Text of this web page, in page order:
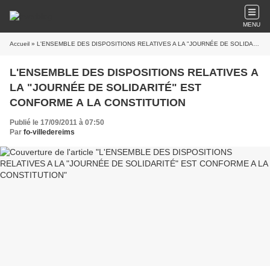
MENU
Accueil » L'ENSEMBLE DES DISPOSITIONS RELATIVES A LA "JOURNÉE DE SOLIDARITÉ" EST CONFORME A LA CONSTITUTION
L'ENSEMBLE DES DISPOSITIONS RELATIVES A
LA "JOURNÉE DE SOLIDARITÉ" EST
CONFORME A LA CONSTITUTION
Publié le 17/09/2011 à 07:50
Par fo-villedereims